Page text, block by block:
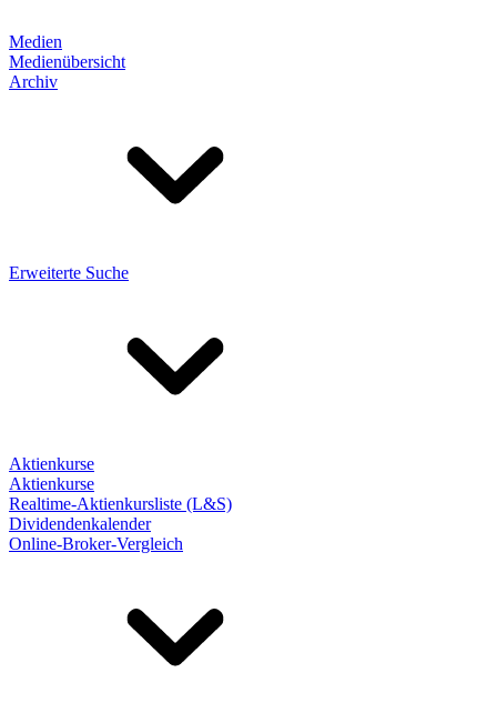
Medien
Medienübersicht
Archiv
Erweiterte Suche
Aktienkurse
Aktienkurse
Realtime-Aktienkursliste (L&S)
Dividendenkalender
Online-Broker-Vergleich